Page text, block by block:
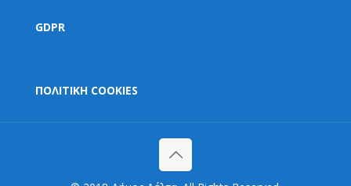
GDPR
ΠΟΛΙΤΙΚΗ COOKIES